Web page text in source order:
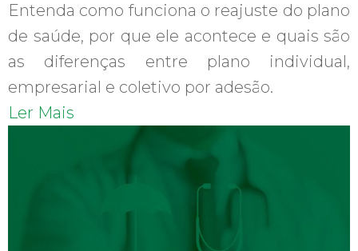
Entenda como funciona o reajuste do plano
de saúde, por que ele acontece e quais são
as diferenças entre plano individual,
empresarial e coletivo por adesão.
Ler Mais